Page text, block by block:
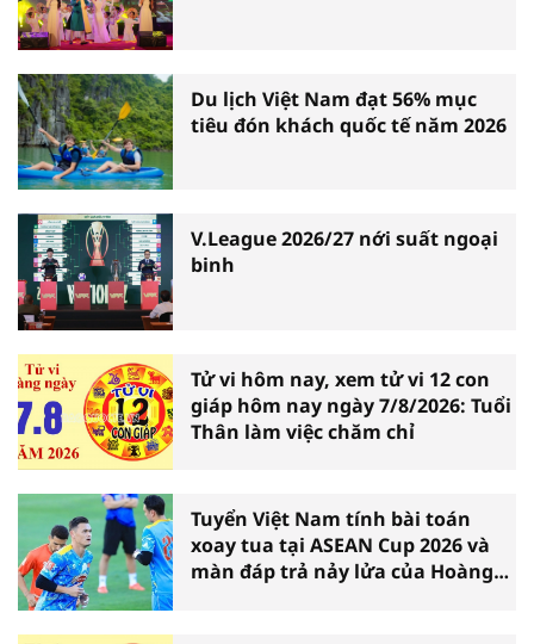
Du lịch Việt Nam đạt 56% mục
tiêu đón khách quốc tế năm 2026
V.League 2026/27 nới suất ngoại
binh
Tử vi hôm nay, xem tử vi 12 con
giáp hôm nay ngày 7/8/2026: Tuổi
Thân làm việc chăm chỉ
Tuyển Việt Nam tính bài toán
xoay tua tại ASEAN Cup 2026 và
màn đáp trả nảy lửa của Hoàng